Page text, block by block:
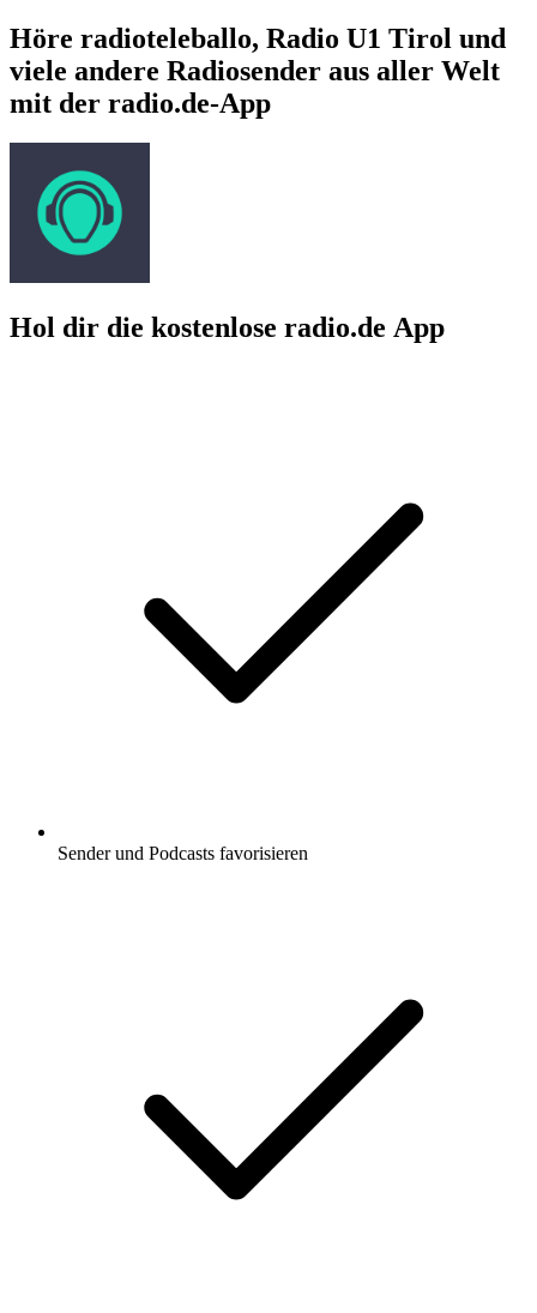
Höre radioteleballo, Radio U1 Tirol und
viele andere Radiosender aus aller Welt
mit der radio.de-App
Hol dir die kostenlose radio.de App
Sender und Podcasts favorisieren